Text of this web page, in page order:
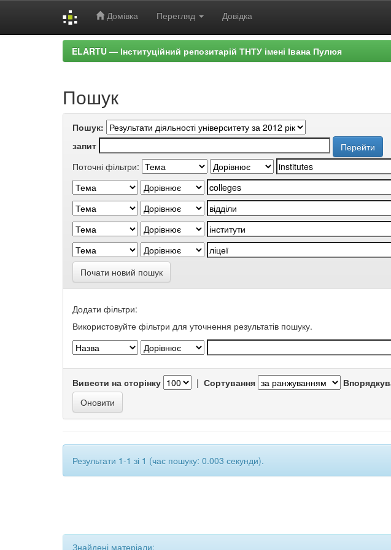
Домівка Перегляд Довідка
ELARTU — Інституційний репозитарій ТНТУ імені Івана Пулюя
Пошук
Пошук:
запит
Поточні фільтри:
Почати новий пошук
Додати фільтри:
Використовуйте фільтри для уточнення результатів пошуку.
Вивести на сторінку | Сортування
Результати 1-1 зі 1 (час пошуку: 0.003 секунди).
Знайдені матеріали: